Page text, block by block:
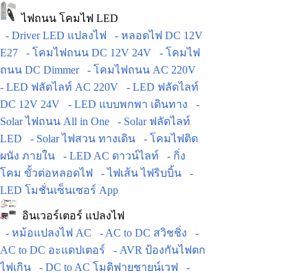
ไฟถนน โคมไฟ LED
- Driver LED แปลงไฟ
- หลอดไฟ DC 12V
E27
- โคมไฟถนน DC 12V 24V
- โคมไฟ
ถนน DC Dimmer
- โคมไฟถนน AC 220V
- LED ฟลัดไลท์ AC 220V
- LED ฟลัดไลท์
DC 12V 24V
- LED แบบพกพา เดินทาง
-
Solar ไฟถนน All in One
- Solar ฟลัดไลท์
LED
- Solar ไฟสวน ทางเดิน
- โคมไฟติด
ผนัง ภายใน
- LED AC ดาวน์ไลท์
- กิ่ง
โคม ขั้วต่อหลอดไฟ
- ไฟเส้น ไฟริบบิ้น
-
LED โมชั่นเซ็นเซอร์ App
อินเวอร์เตอร์ แปลงไฟ
- หม้อแปลงไฟ AC
- AC to DC สวิชชิ่ง
-
AC to DC อะแดปเตอร์
- AVR ป้องกันไฟตก
ไฟเกิน
- DC to AC โมดิฟายชายน์เวฟ -